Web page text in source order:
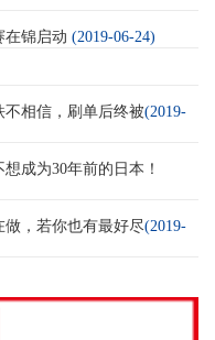
在锦启动 (2019-06-24)
相信，刷单后终被(2019-
成为30年前的日本！
，若你也有最好尽(2019-